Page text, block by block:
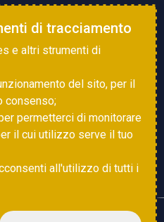
riservati
di tracciamento
e altri strumenti di
del sito, per il
consenso;
permetterci di monitorare
il cui utilizzo serve il tuo
all'utilizzo di tutti i